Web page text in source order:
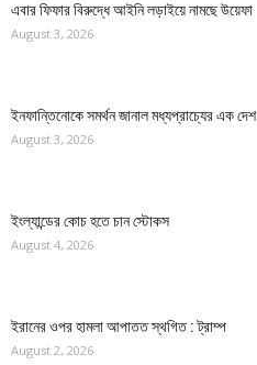
এবার ফিফার বিরুদ্ধে আইনি লড়াইয়ে নামছে উয়েফা
August 3, 2026
ইনফান্তিনোকে সমর্থন জানাল মধ্যপ্রাচ্যের এক দেশ
August 3, 2026
ইংল্যান্ডের কোচ হতে চান স্টোকস
August 4, 2026
ইরানের ওপর হামলা আপাতত স্থগিত : ট্রাম্প
August 2, 2026